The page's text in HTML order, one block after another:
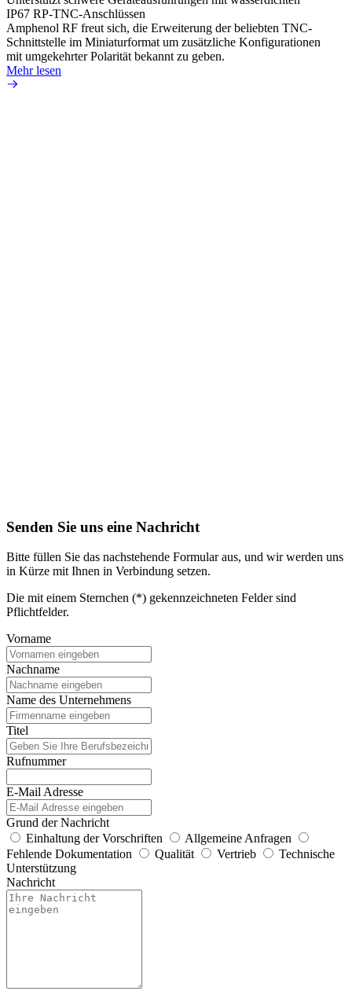
IP67 RP-TNC-Anschlüssen
Amphenol RF freut sich, die Erweiterung der beliebten TNC-
Schnittstelle im Miniaturformat um zusätzliche Konfigurationen
mit umgekehrter Polarität bekannt zu geben.
Mehr lesen
Senden Sie uns eine Nachricht
Bitte füllen Sie das nachstehende Formular aus, und wir werden uns
in Kürze mit Ihnen in Verbindung setzen.
Die mit einem Sternchen (*) gekennzeichneten Felder sind
Pflichtfelder.
Vorname
Nachname
Name des Unternehmens
Titel
Rufnummer
E-Mail Adresse
Grund der Nachricht
Einhaltung der Vorschriften
Allgemeine Anfragen
Fehlende Dokumentation
Qualität Vertrieb
Technische
Unterstützung
Nachricht